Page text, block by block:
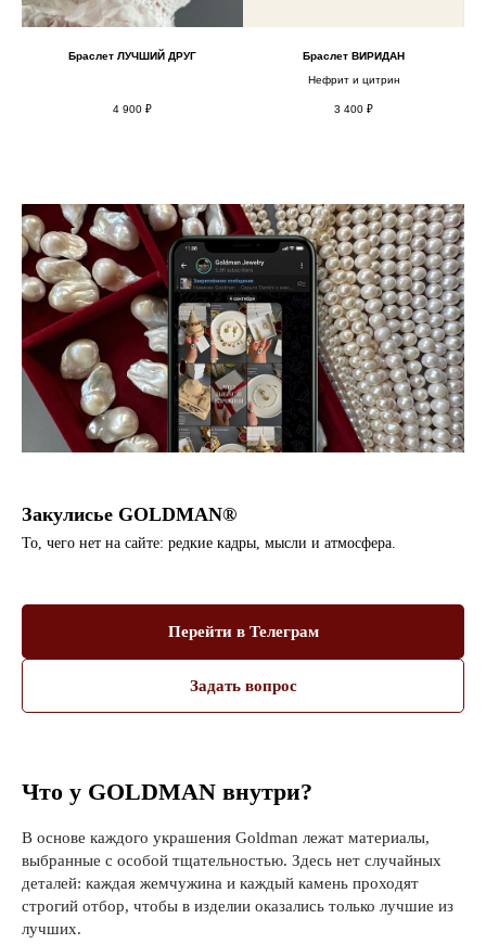
Браслет ЛУЧШИЙ ДРУГ
4 900 ₽
Браслет ВИРИДАН
Нефрит и цитрин
3 400 ₽
Закулисье GOLDMAN®
То, чего нет на сайте: редкие кадры, мысли и атмосфера.
Перейти в Телеграм
Задать вопрос
Что у GOLDMAN внутри?
В основе каждого украшения Goldman лежат материалы,
выбранные с особой тщательностью. Здесь нет случайных
деталей: каждая жемчужина и каждый камень проходят
строгий отбор, чтобы в изделии оказались только лучшие из
лучших.